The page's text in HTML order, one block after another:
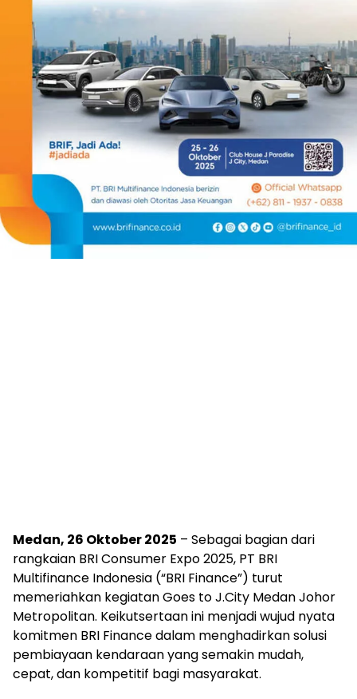
Medan, 26 Oktober 2025 – Sebagai bagian dari
rangkaian BRI Consumer Expo 2025, PT BRI
Multifinance Indonesia (“BRI Finance”) turut
memeriahkan kegiatan Goes to J.City Medan Johor
Metropolitan. Keikutsertaan ini menjadi wujud nyata
komitmen BRI Finance dalam menghadirkan solusi
pembiayaan kendaraan yang semakin mudah,
cepat, dan kompetitif bagi masyarakat.